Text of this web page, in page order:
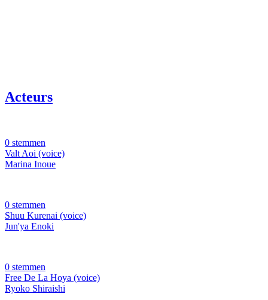
Acteurs
0 stemmen
Valt Aoi (voice)
Marina Inoue
0 stemmen
Shuu Kurenai (voice)
Jun'ya Enoki
0 stemmen
Free De La Hoya (voice)
Ryoko Shiraishi